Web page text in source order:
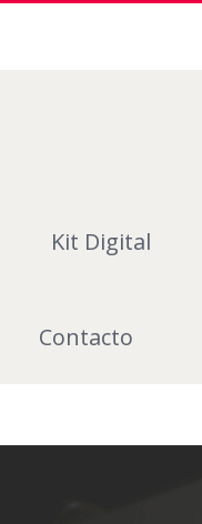
Kit Digital
Contacto